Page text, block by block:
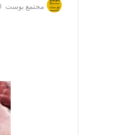
مجتمع بوست